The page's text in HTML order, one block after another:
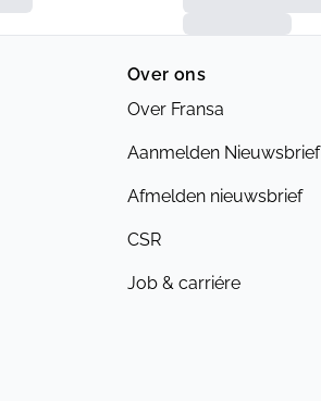
Over ons
Over Fransa
Aanmelden Nieuwsbrief
Afmelden nieuwsbrief
CSR
Job & carriére